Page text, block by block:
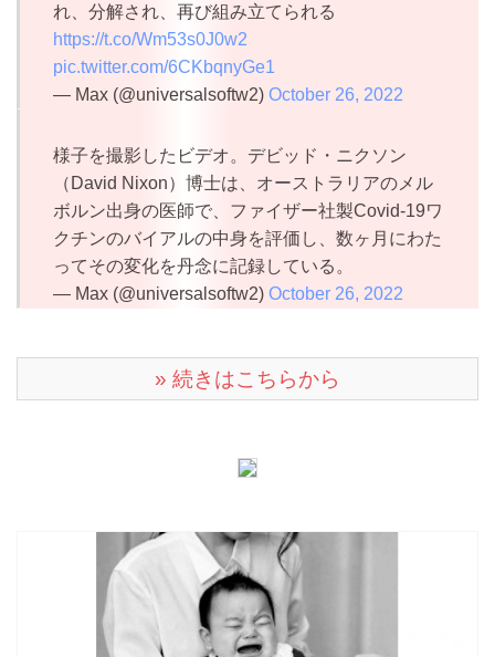
れ、分解され、再び組み立てられる
https://t.co/Wm53s0J0w2
pic.twitter.com/6CKbqnyGe1
— Max (@universalsoftw2) October 26, 2022
様子を撮影したビデオ。デビッド・ニクソン
（David Nixon）博士は、オーストラリアのメル
ボルン出身の医師で、ファイザー社製Covid-19ワ
クチンのバイアルの中身を評価し、数ヶ月にわた
ってその変化を丹念に記録している。
— Max (@universalsoftw2) October 26, 2022
» 続きはこちらから